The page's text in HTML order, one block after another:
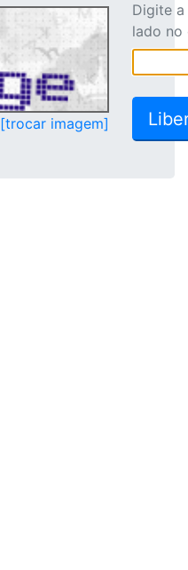
[trocar imagem]
Digite
lado no